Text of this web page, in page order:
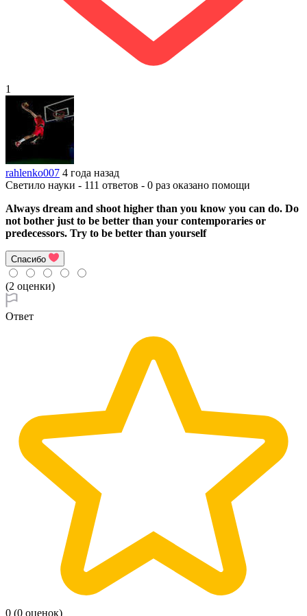
1
rahlenko007 4 года назад
Светило науки - 111 ответов - 0 раз оказано помощи
Always dream and shoot higher than you know you can do. Do
not bother just to be better than your contemporaries or
predecessors. Try to be better than yourself
Спасибо
(2 оценки)
Ответ
0 (0 оценок)